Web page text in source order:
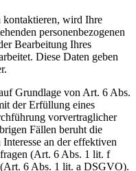
kontaktieren, wird Ihre
personenbezogenen
Bearbeitung Ihres
Diese Daten geben
Grundlage von Art. 6 Abs.
der Erfüllung eines
vorvertraglicher
Fällen beruht die
an der effektiven
(Art. 6 Abs. 1 lit. f
6 Abs. 1 lit. a DSGVO).